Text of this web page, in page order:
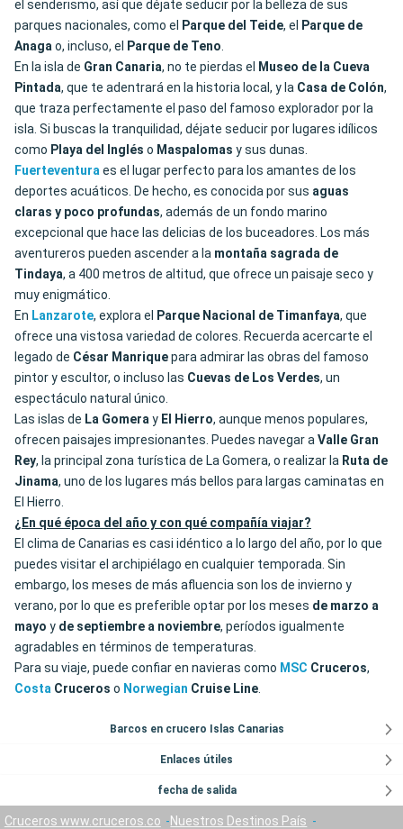
el senderismo, así que déjate seducir por la belleza de sus
parques nacionales, como el
Parque del Teide, el
Parque de
Anagao, incluso, el Parque de Teno.
En la isla de Gran Canaria, no te pierdas el
Museo de la Cueva
Pintada, que te adentrará en la historia local, y la Casa de Colón,
que traza perfectamente el paso del famoso explorador por la
isla. Si buscas la tranquilidad, déjate seducir por lugares idílicos
como Playa del Inglés o Maspalomas y sus dunas.
Fuerteventuraes el lugar perfecto para los amantes de los
deportes acuáticos. De hecho, es conocida por sus aguas
claras y poco profundas, además de un fondo marino
excepcional que hace las delicias de los buceadores. Los más
aventureros pueden ascender a la montaña sagrada de
Tindaya, a 400 metros de altitud, que ofrece un paisaje seco y
muy enigmático.
En Lanzarote, explora el Parque Nacional de Timanfaya, que
ofrece una vistosa variedad de colores. Recuerda acercarte el
legado de César Manriquepara admirar las obras del famoso
pintor y escultor, o incluso las Cuevas de Los Verdes, un
espectáculo natural único.
Las islas de La Gomeray El Hierro, aunque menos populares,
ofrecen paisajes impresionantes. Puedes navegar aValle Gran
Rey, la principal zona turística de La Gomera, o realizar la Ruta de
Jinama, uno de los lugares más bellos para largas caminatas en
El Hierro.
¿En qué época del año y con qué compañía viajar?
El clima de Canarias es casi idéntico a lo largo del año, por lo que
puedes visitar el archipiélago en cualquier temporada. Sin
embargo, los meses de más afluencia son los de invierno y
verano, por lo que es preferible optar por los meses de marzo a
mayo y de septiembre a noviembre, períodos igualmente
agradables en términos de temperaturas.
Para su viaje, puede confiar en navieras como MSC Cruceros,
Costa Cruceros o Norwegian Cruise Line.
Barcos en crucero Islas Canarias
Enlaces útiles
fecha de salida
Cruceros www.cruceros.co
Nuestros Destinos País